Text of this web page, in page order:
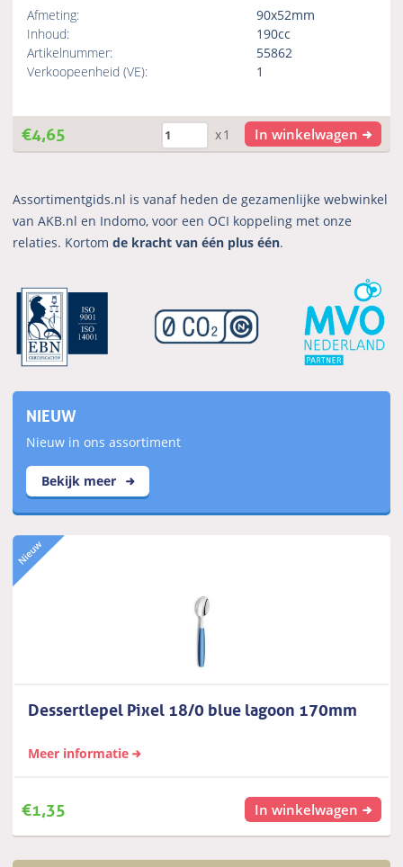
Afmeting:
90x52mm
Inhoud:
190cc
Artikelnummer:
55862
Verkoopeenheid (VE):
1
€4,65 x1 In winkelwagen
Assortimentgids.nl is vanaf heden de gezamenlijke webwinkel
van AKB.nl en Indomo, voor een OCI koppeling met onze
relaties. Kortomde kracht van één plus één.
NIEUW
Nieuw in ons assortiment
Bekijk meer
Dessertlepel Pixel 18/0 blue lagoon 170mm
Meer informatie
€1,35 In winkelwagen